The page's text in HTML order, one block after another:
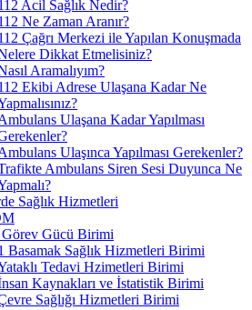
Acil Sağlık Nedir?
Ne Zaman Aranır?
Çağrı Merkezi ile Yapılan Konuşmada
Dikkat Etmelisiniz?
Aramalıyım?
Ekibi Adrese Ulaşana Kadar Ne
Ulaşana Kadar Yapılması
Ulaşınca Yapılması Gerekenler?
Ambulans Siren Sesi Duyunca Ne
Sağlık Hizmetleri
Görev Gücü Birimi
Basamak Sağlık Hizmetleri Birimi
Tedavi Hzimetleri Birimi
Kaynakları ve İstatistik Birimi
Sağlığı Hizmetleri Birimi